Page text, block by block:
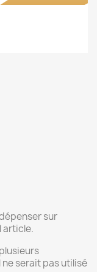
sur
article.
serait pas utilisé